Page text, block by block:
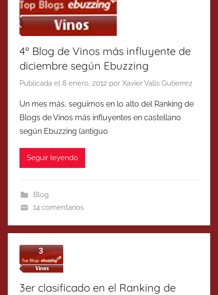
4º Blog de Vinos más influyente de
diciembre según Ebuzzing
Publicada el 8 enero, 2012 por Xavier Valls Gutierrez
Un mes más, seguimos en lo alto del Ranking de
Blogs de Vinos más influyentes en castellano
según Ebuzzing (antiguo
Seguir leyendo
Blog
14 comentarios
3er clasificado en el Ranking de